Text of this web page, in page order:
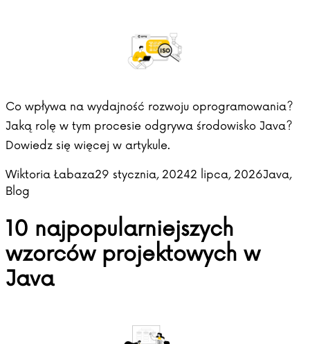
Co wpływa na wydajność rozwoju oprogramowania?
Jaką rolę w tym procesie odgrywa środowisko Java?
Dowiedz się więcej w artykule.
Posted by
Wiktoria Łabaza29 stycznia, 20242 lipca, 2026Posted
Java,
Blog
10 najpopularniejszych
wzorców projektowych w
Java